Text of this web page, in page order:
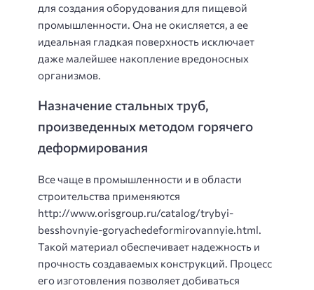
для создания оборудования для пищевой
промышленности. Она не окисляется, а ее
идеальная гладкая поверхность исключает
даже малейшее накопление вредоносных
организмов.
Назначение стальных труб,
произведенных методом горячего
деформирования
Все чаще в промышленности и в области
строительства применяются
http://www.orisgroup.ru/catalog/trybyi-
besshovnyie-goryachedeformirovannyie.html.
Такой материал обеспечивает надежность и
прочность создаваемых конструкций. Процесс
его изготовления позволяет добиваться